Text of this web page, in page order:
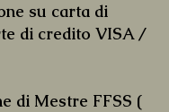
su carta di
di credito VISA /
di Mestre FFSS (